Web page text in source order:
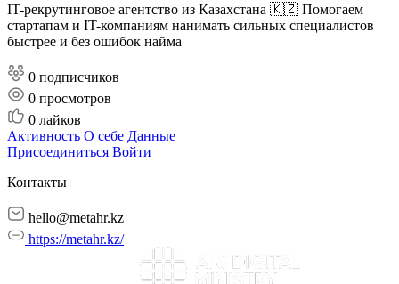
IT-рекрутинговое агентство из Казахстана 🇰🇿 Помогаем
стартапам и IT-компаниям нанимать сильных специалистов
быстрее и без ошибок найма
0 подписчиков
0 просмотров
0 лайков
Активность О себе Данные
Присоединиться Войти
Контакты
hello@metahr.kz
https://metahr.kz/